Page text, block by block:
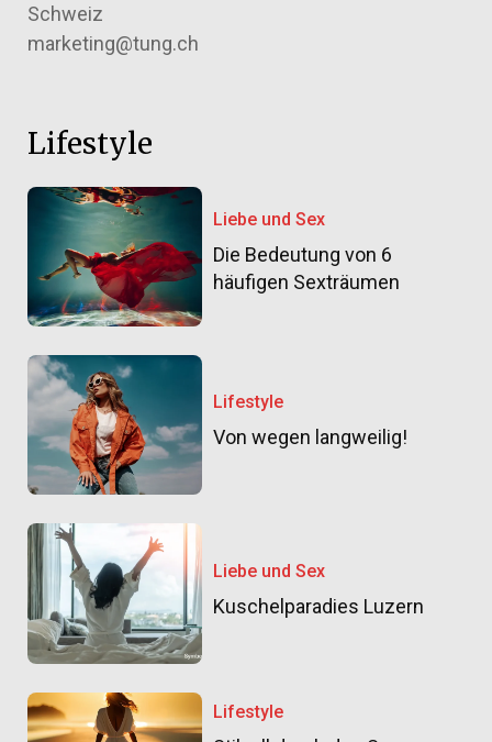
Schweiz
marketing@tung.ch
Lifestyle
Liebe und Sex
Die Bedeutung von 6
häufigen Sexträumen
Lifestyle
Von wegen langweilig!
Liebe und Sex
Kuschelparadies Luzern
Lifestyle